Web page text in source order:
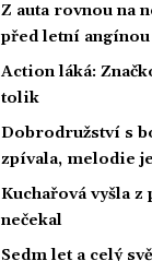
Z auta rovnou na
před letní angínou
Action láká:
tolik
Dobrodružství s
zpívala, melodie
Kuchařová vyšla
nečekal
Sedm let a celý